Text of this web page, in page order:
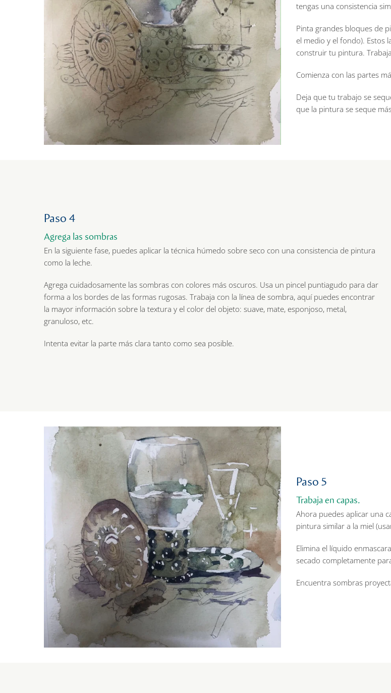
tengas una consistencia
Pinta grandes bloques de
el medio y el fondo). Estos
construir tu pintura.
Comienza con las partes
Deja que tu trabajo se
que la pintura se seque
Paso 4
Agrega las sombras
En la siguiente fase, puedes aplicar la técnica húmedo sobre seco con una consistencia de pintura
como la leche.
Agrega cuidadosamente las sombras con colores más oscuros. Usa un pincel puntiagudo para dar
forma a los bordes de las formas rugosas. Trabaja con la línea de sombra, aquí puedes encontrar
la mayor información sobre la textura y el color del objeto: suave, mate, esponjoso, metal,
granuloso, etc.
Intenta evitar la parte más clara tanto como sea posible.
Paso 5
Trabaja en capas.
Ahora puedes aplicar una
pintura similar a la miel
Elimina el líquido
secado completamente
Encuentra sombras